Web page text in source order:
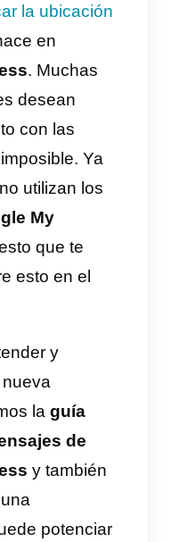
hoy en
y
es tendencia,
lo será.
de esos
utilizan. Pero que
le prestan
Cuando un
desean
con las
es imposible. Ya
no utilizan los